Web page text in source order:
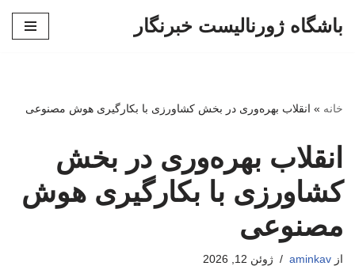
باشگاه ژورنالیست خبرنگار
خانه » انقلاب بهره‌وری در بخش کشاورزی با بکارگیری هوش مصنوعی
انقلاب بهره‌وری در بخش
کشاورزی با بکارگیری هوش
مصنوعی
از aminkav ژوئن 12, 2026